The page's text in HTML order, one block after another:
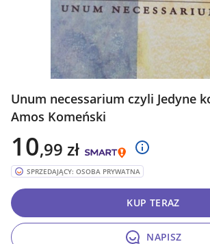
Unum necessarium czyli Jedyne
Amos Komeński
10,99 zł
SPRZEDAJĄCY: OSOBA PRYWATNA
NAPISZ
KUP TERAZ